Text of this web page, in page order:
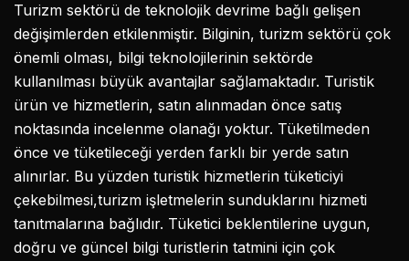
Turizm sektörü de teknolojik devrime bağlı gelişen
değişimlerden etkilenmiştir. Bilginin, turizm sektörü çok
önemli olması, bilgi teknolojilerinin sektörde
kullanılması büyük avantajlar sağlamaktadır. Turistik
ürün ve hizmetlerin, satın alınmadan önce satış
noktasında incelenme olanağı yoktur. Tüketilmeden
önce ve tüketileceği yerden farklı bir yerde satın
alınırlar. Bu yüzden turistik hizmetlerin tüketiciyi
çekebilmesi,turizm işletmelerin sunduklarını hizmeti
tanıtmalarına bağlıdır. Tüketici beklentilerine uygun,
doğru ve güncel bilgi turistlerin tatmini için çok